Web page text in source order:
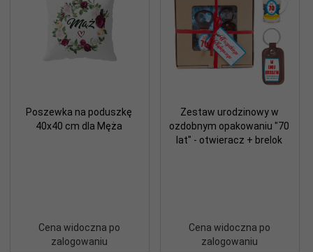
Poszewka na poduszkę
40x40 cm dla Męża
Cena widoczna po
zalogowaniu
Zestaw urodzinowy w
ozdobnym opakowaniu "70
lat" - otwieracz + brelok
Cena widoczna po
zalogowaniu